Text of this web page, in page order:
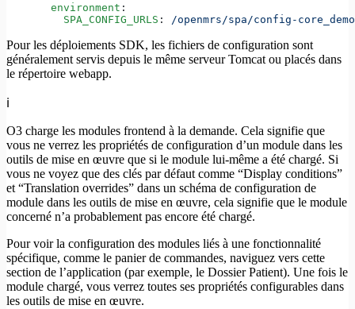
  environment
:
    SPA_CONFIG_URLS
: /openmrs/spa/config-
Pour les déploiements SDK, les fichiers de configuration sont
généralement servis depuis le même serveur Tomcat ou placés dans
le répertoire webapp.
ℹ️
O3 charge les modules frontend à la demande. Cela signifie que
vous ne verrez les propriétés de configuration d’un module dans les
outils de mise en œuvre que si le module lui-même a été chargé. Si
vous ne voyez que des clés par défaut comme “Display conditions”
et “Translation overrides” dans un schéma de configuration de
module dans les outils de mise en œuvre, cela signifie que le module
concerné n’a probablement pas encore été chargé.
Pour voir la configuration des modules liés à une fonctionnalité
spécifique, comme le panier de commandes, naviguez vers cette
section de l’application (par exemple, le Dossier Patient). Une fois le
module chargé, vous verrez toutes ses propriétés configurables dans
les outils de mise en œuvre.